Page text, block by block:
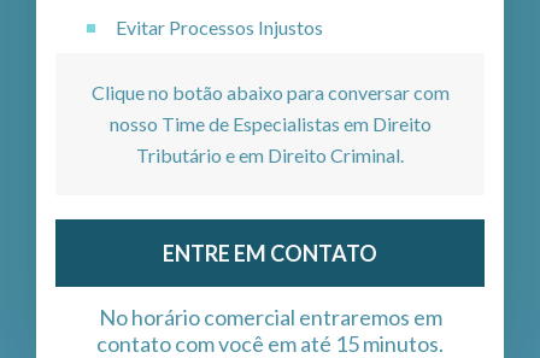
Evitar Processos Injustos
Clique no botão abaixo para conversar com
nosso Time de Especialistas em Direito
Tributário e em Direito Criminal.
ENTRE EM CONTATO
No horário comercial entraremos em
contato com você em até 15 minutos.